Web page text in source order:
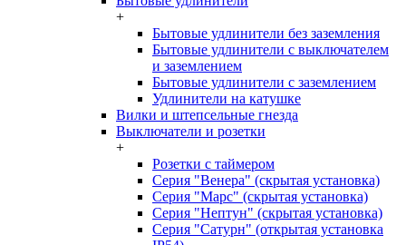
+
Бытовые удлинители без заземления
Бытовые удлинители с выключателем
и заземлением
Бытовые удлинители с заземлением
Удлинители на катушке
Вилки и штепсельные гнезда
Выключатели и розетки
+
Розетки с таймером
Серия "Венера" (скрытая установка)
Серия "Марс" (скрытая установка)
Серия "Нептун" (скрытая установка)
Серия "Сатурн" (открытая установка